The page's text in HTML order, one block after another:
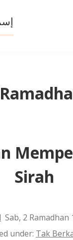
Sirah
Sab, 2 Ramadhan
under: Tak